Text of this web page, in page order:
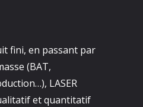
fini, en passant par
(BAT,
LASER
et quantitatif